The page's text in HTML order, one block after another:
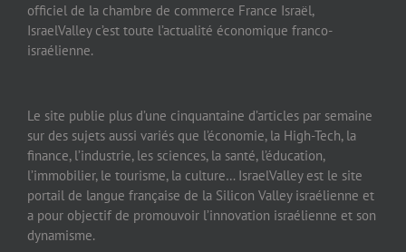
officiel de la chambre de commerce France Israël,
IsraelValley c’est toute l’actualité économique franco-
israélienne.
Le site publie plus d’une cinquantaine d’articles par semaine
sur des sujets aussi variés que l’économie, la High-Tech, la
finance, l’industrie, les sciences, la santé, l’éducation,
l’immobilier, le tourisme, la culture… IsraelValley est le site
portail de langue française de la Silicon Valley israélienne et
a pour objectif de promouvoir l’innovation israélienne et son
dynamisme.